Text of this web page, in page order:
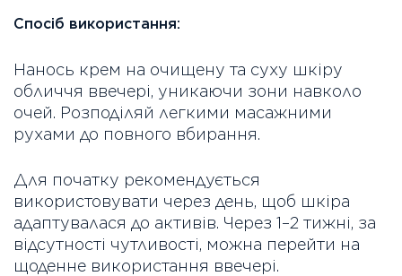
Спосіб використання:
Нанось крем на очищену та суху шкіру
обличчя ввечері, уникаючи зони навколо
очей. Розподіляй легкими масажними
рухами до повного вбирання.
Для початку рекомендується
використовувати через день, щоб шкіра
адаптувалася до активів. Через 1–2 тижні, за
відсутності чутливості, можна перейти на
щоденне використання ввечері.